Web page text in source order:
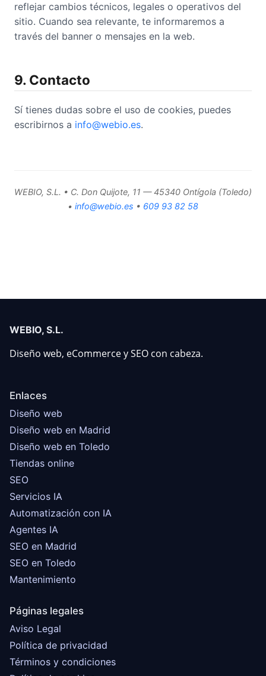
reflejar cambios técnicos, legales o operativos del
sitio. Cuando sea relevante, te informaremos a
través del banner o mensajes en la web.
9. Contacto
Sí tienes dudas sobre el uso de cookies, puedes
escribirnos a info@webio.es.
WEBIO, S.L. • C. Don Quijote, 11 — 45340 Ontígola (Toledo)
• info@webio.es • 609 93 82 58
WEBIO, S.L.
Diseño web, eCommerce y SEO con cabeza.
Enlaces
Diseño web
Diseño web en Madrid
Diseño web en Toledo
Tiendas online
SEO
Servicios IA
Automatización con IA
Agentes IA
SEO en Madrid
SEO en Toledo
Mantenimiento
Páginas legales
Aviso Legal
Política de privacidad
Términos y condiciones